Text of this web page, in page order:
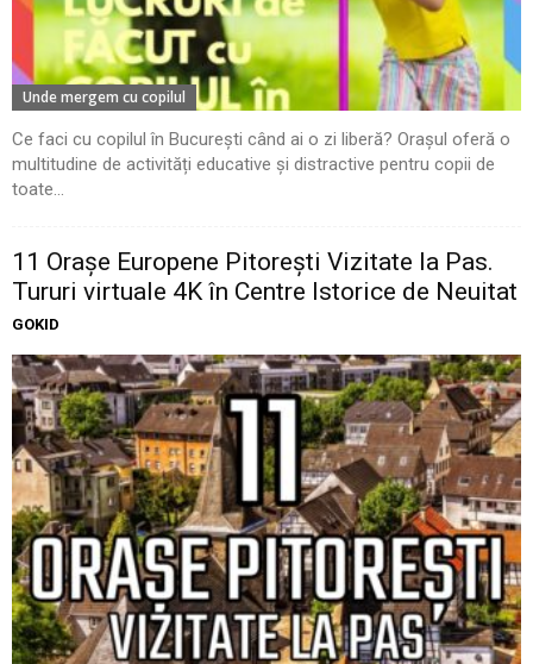
Unde mergem cu copilul
Ce faci cu copilul în București când ai o zi liberă? Orașul oferă o
multitudine de activități educative și distractive pentru copii de
toate...
11 Oraşe Europene Pitoreşti Vizitate la Pas.
Tururi virtuale 4K în Centre Istorice de Neuitat
GOKID